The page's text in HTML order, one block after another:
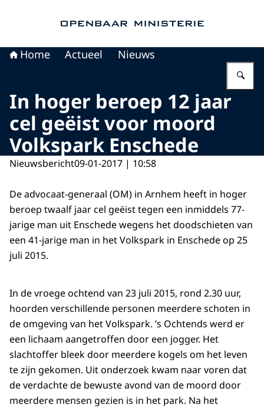
Home Actueel Nieuws
In hoger beroep 12 jaar
cel geëist voor moord
Volkspark Enschede
Nieuwsbericht09-01-2017 | 10:58
De advocaat-generaal (OM) in Arnhem heeft in hoger
beroep twaalf jaar cel geëist tegen een inmiddels 77-
jarige man uit Enschede wegens het doodschieten van
een 41-jarige man in het Volkspark in Enschede op 25
juli 2015.
In de vroege ochtend van 23 juli 2015, rond 2.30 uur,
hoorden verschillende personen meerdere schoten in
de omgeving van het Volkspark. ’s Ochtends werd er
een lichaam aangetroffen door een jogger. Het
slachtoffer bleek door meerdere kogels om het leven
te zijn gekomen. Uit onderzoek kwam naar voren dat
de verdachte de bewuste avond van de moord door
meerdere mensen gezien is in het park. Na het